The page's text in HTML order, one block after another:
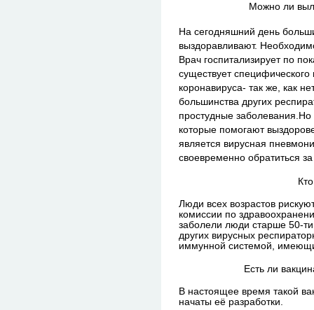
Можно ли
На сегодняшний день
выздоравливают.
Врач госпитализирует по
существует специфического
коронавируса- так же, как
большинства других
простудные заболевания. Но
которые помогают
является вирусная
своевременно обратиться
Люди всех возрастов
комиссии по
заболели люди старше 50-ти
других вирусных
иммунной системой,
Есть ли
В настоящее время такой
начаты её разработки.